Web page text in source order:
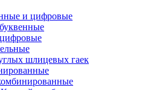
и цифровые
шлицевых гаек